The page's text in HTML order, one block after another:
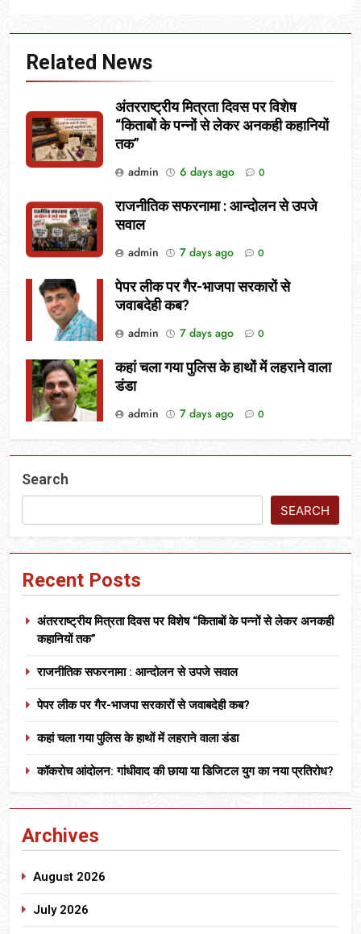
Related News
अंतरराष्ट्रीय मित्रता दिवस पर विशेष
“किताबों के पन्नों से लेकर अनकही कहानियों
तक”
admin
6 days ago 0
राजनीतिक सफरनामा : आन्दोलन से उपजे
सवाल
admin
7 days ago 0
पेपर लीक पर गैर-भाजपा सरकारों से
जवाबदेही कब?
admin
7 days ago 0
कहां चला गया पुलिस के हाथों में लहराने वाला
डंडा
admin
7 days ago 0
Search
SEARCH
Recent Posts
अंतरराष्ट्रीय मित्रता दिवस पर विशेष “किताबों के पन्नों से लेकर अनकही
कहानियों तक”
राजनीतिक सफरनामा : आन्दोलन से उपजे सवाल
पेपर लीक पर गैर-भाजपा सरकारों से जवाबदेही कब?
कहां चला गया पुलिस के हाथों में लहराने वाला डंडा
कॉकरोच आंदोलन: गांधीवाद की छाया या डिजिटल युग का नया प्रतिरोध?
Archives
August 2026
July 2026